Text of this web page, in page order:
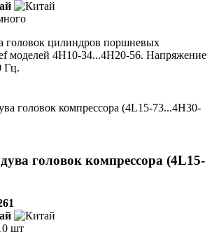
головок цилиндров поршневых
моделей 4H10-34...4H20-56. Напряжение
Гц.
головок компрессора (4L15-
шт